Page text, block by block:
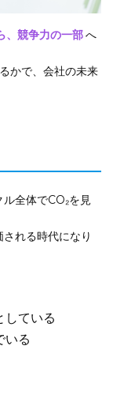
、競争力の一部へ
かで、会社の未来
全体でCO₂を見
れる時代になり
している
いる